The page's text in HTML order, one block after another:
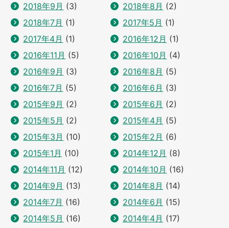
2018年9月 (3) 2018年8月 (2)
2018年7月 (1) 2017年5月 (1)
2017年4月 (1) 2016年12月 (1)
2016年11月 (5) 2016年10月 (4)
2016年9月 (3) 2016年8月 (5)
2016年7月 (5) 2016年6月 (3)
2015年9月 (2) 2015年6月 (2)
2015年5月 (2) 2015年4月 (5)
2015年3月 (10) 2015年2月 (6)
2015年1月 (10) 2014年12月 (8)
2014年11月 (12) 2014年10月 (16)
2014年9月 (13) 2014年8月 (14)
2014年7月 (16) 2014年6月 (15)
2014年5月 (16) 2014年4月 (17)